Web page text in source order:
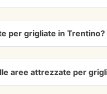
per grigliate in Trentino?
aree attrezzate per